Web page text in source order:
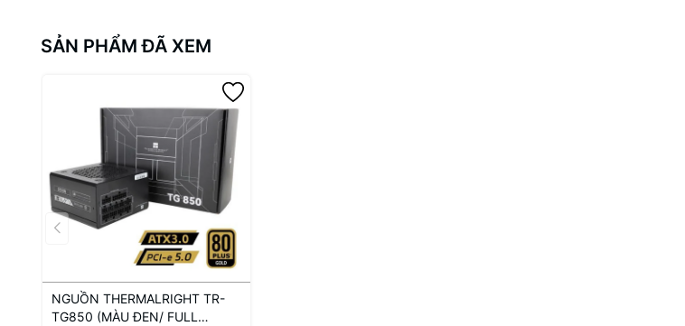
SẢN PHẨM ĐÃ XEM
NGUỒN THERMALRIGHT TR-
TG850 (MÀU ĐEN/ FULL